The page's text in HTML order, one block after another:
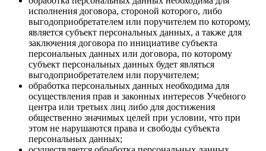
исполнения договора, стороной которого, либо
выгодоприобретателем или поручителем по которому,
является субъект персональных данных, а также для
заключения договора по инициативе субъекта
персональных данных или договора, по которому
субъект персональных данных будет являться
выгодоприобретателем или поручителем;
обработка персональных данных необходима для
осуществления прав и законных интересов Учебного
центра или третьих лиц либо для достижения
общественно значимых целей при условии, что при
этом не нарушаются права и свободы субъекта
персональных данных;